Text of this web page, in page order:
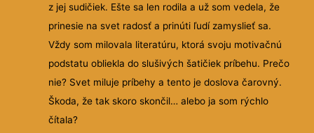
z jej sudičiek. Ešte sa len rodila a už som vedela, že
prinesie na svet radosť a prinúti ľudí zamyslieť sa.
Vždy som milovala literatúru, ktorá svoju motivačnú
podstatu obliekla do slušivých šatičiek príbehu. Prečo
nie? Svet miluje príbehy a tento je doslova čarovný.
Škoda, že tak skoro skončil… alebo ja som rýchlo
čítala?